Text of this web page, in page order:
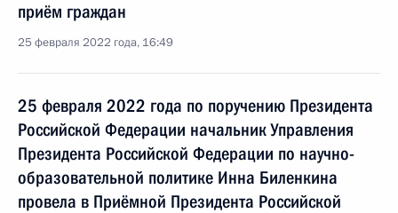
приём граждан
25 февраля 2022 года, 16:49
25 февраля 2022 года по поручению Президента
Российской Федерации начальник Управления
Президента Российской Федерации по научно-
образовательной политике Инна Биленкина
провела в Приёмной Президента Российской